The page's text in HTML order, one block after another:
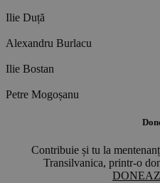
Ilie Duță
Alexandru Burlacu
Ilie Bostan
Petre Mogoșanu
Contribuie și tu la
Transilvanica, printr-o